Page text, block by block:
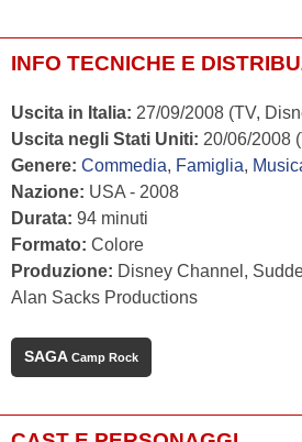
INFO TECNICHE E
Uscita in Italia: 27/09/2008 (TV,
Uscita negli Stati Uniti: 20/06/2008
Genere: Commedia, Famiglia,
Nazione: USA - 2008
Durata: 94 minuti
Formato: Colore
Produzione: Disney Channel,
Alan Sacks Productions
SAGA Camp Rock